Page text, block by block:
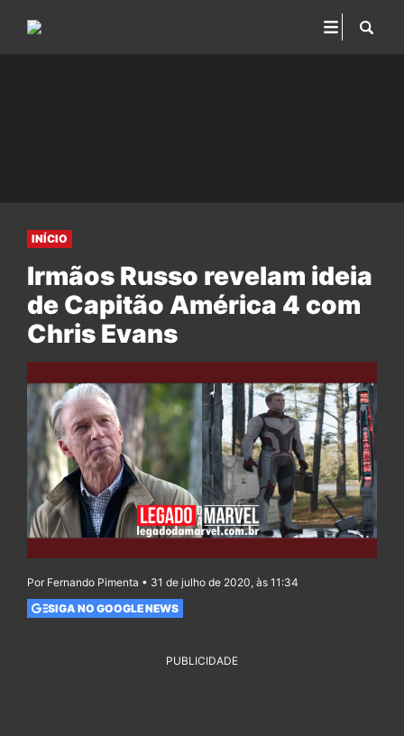
INÍCIO
Irmãos Russo revelam ideia
de Capitão América 4 com
Chris Evans
Por Fernando Pimenta • 31 de julho de 2020, às 11:34
SIGA NO GOOGLE NEWS
PUBLICIDADE